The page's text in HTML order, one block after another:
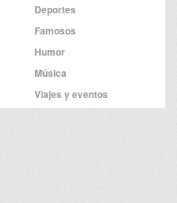
Deportes
Famosos
Humor
Música
Viajes y eventos